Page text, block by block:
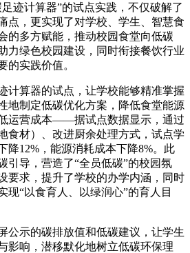
迹计算器”的试点实践，不仅破解了
点，更实现了对学校、学生、智慧食
的多方赋能，推动校园食堂向低碳
力绿色校园建设，同时衔接餐饮行业
的实践价值。
计算器的试点，让学校能够精准掌握
地制定低碳优化方案，降低食堂能源
运营成本——据试点数据显示，通过
食材）、改进厨余处理方式，试点学
降12%，能源消耗成本下降8%。此
引导，营造了“全员低碳”的校园氛
要求，提升了学校的办学内涵，同时
现“以食育人、以绿润心”的育人目
公示的碳排放值和低碳建议，让学生
影响，潜移默化地树立低碳环保理